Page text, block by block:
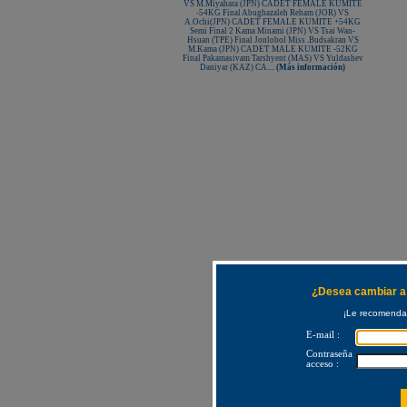
VS M.Miyahara (JPN) CADET FEMALE KUMITE
-54KG Final Abughazaleh Reham (JOR) VS
A.Ochi(JPN) CADET FEMALE KUMITE +54KG
Semi Final 2 Kama Minami (JPN) VS Tsai Wan-
Hsuan (TPE) Final Jonlobol Miss .Budsakran VS
M.Kama (JPN) CADET MALE KUMITE -52KG
Final Pakamasivam Tarshyent (MAS) VS Yuldashev
Daniyar (KAZ) CA.... (Más información)
¿Desea cambiar
¡Le
E-mail :
Contraseña
acceso :